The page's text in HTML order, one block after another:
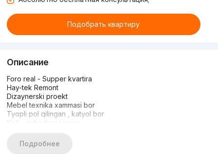
Подобрать квартиру
Описание
Foro real - Supper kvartira
Hay-tek Remont
Dizaynerski proekt
Mebel texnika xammasi bor
Tyopli pol qilingan , katyol bor
Kirib yashashga tayyor
Parkovka bor
Kadastir bor
Подробнее